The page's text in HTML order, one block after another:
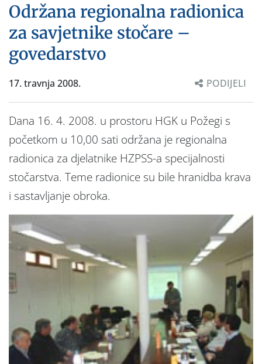
Održana regionalna radionica
za savjetnike stočare –
govedarstvo
17. travnja 2008. PODIJELI
Dana 16. 4. 2008. u prostoru HGK u Požegi s
početkom u 10,00 sati održana je regionalna
radionica za djelatnike HZPSS-a specijalnosti
stočarstva. Teme radionice su bile hranidba krava
i sastavljanje obroka.